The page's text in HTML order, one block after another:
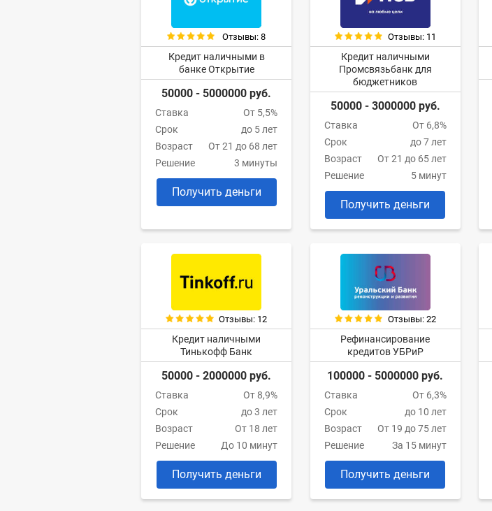
Отзывы: 8
Кредит наличными в
банке Открытие
50000 - 5000000 руб.
Ставка
От 5,5%
Срок
до 5 лет
Возраст
От 21 до 68 лет
Решение
3 минуты
Получить деньги
Отзывы: 11
Кредит наличными
Промсвязьбанк для
бюджетников
50000 - 3000000 руб.
Ставка
От 6,8%
Срок
до 7 лет
Возраст
От 21 до 65 лет
Решение
5 минут
Получить деньги
Отзывы: 12
Кредит наличными
Тинькофф Банк
50000 - 2000000 руб.
Ставка
От 8,9%
Срок
до 3 лет
Возраст
От 18 лет
Решение
До 10 минут
Получить деньги
Отзывы: 22
Рефинансирование
кредитов УБРиР
100000 - 5000000 руб.
Ставка
От 6,3%
Срок
до 10 лет
Возраст
От 19 до 75 лет
Решение
За 15 минут
Получить деньги